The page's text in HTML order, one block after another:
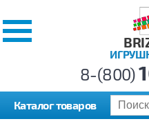
8-(800)
Каталог товаров